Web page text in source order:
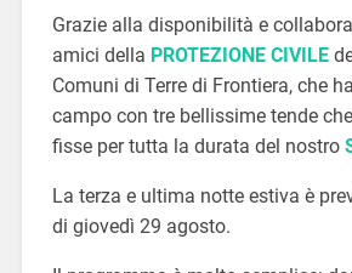
Grazie alla disponibilità e
amici della PROTEZIONE CIVILE
Comuni di Terre di Frontiera, che
campo con tre bellissime tende
fisse per tutta la durata del nostro
La terza e ultima notte estiva è
di giovedì 29 agosto.